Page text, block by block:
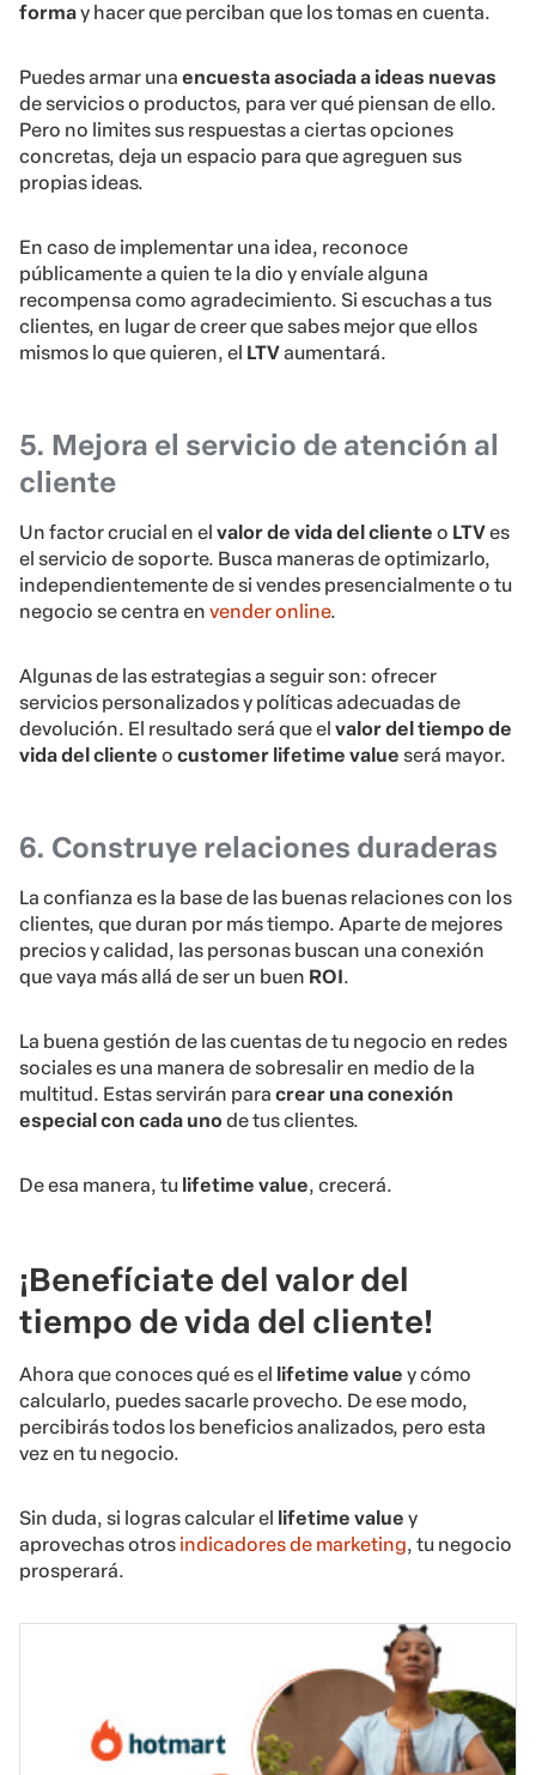
formay hacer que perciban que los tomas en cuenta.
Puedes armar una encuesta asociada a ideas nuevas
de servicios o productos, para ver qué piensan de ello.
Pero no limites sus respuestas a ciertas opciones
concretas, deja un espacio para que agreguen sus
propias ideas.
En caso de implementar una idea, reconoce
públicamente a quien te la dio y envíale alguna
recompensa como agradecimiento. Si escuchas a tus
clientes, en lugar de creer que sabes mejor que ellos
mismos lo que quieren, el LTVaumentará.
5. Mejora el servicio de atención al
cliente
Un factor crucial en el valor de vida del cliente o LTVes
el servicio de soporte. Busca maneras de optimizarlo,
independientemente de si vendes presencialmente o tu
negocio se centra en vender online.
Algunas de las estrategias a seguir son: ofrecer
servicios personalizados y políticas adecuadas de
devolución. El resultado será que el valor del tiempo de
vida del cliente o customer lifetime value será mayor.
6. Construye relaciones duraderas
La confianza es la base de las buenas relaciones con los
clientes, que duran por más tiempo. Aparte de mejores
precios y calidad, las personas buscan una conexión
que vaya más allá de ser un buen ROI.
La buena gestión de las cuentas de tu negocio en redes
sociales es una manera de sobresalir en medio de la
multitud. Estas servirán para crear una conexión
especial con cada uno de tus clientes.
De esa manera, tu lifetime value, crecerá.
¡Benefíciate del valor del
tiempo de vida del cliente!
Ahora que conoces qué es el lifetime value y cómo
calcularlo, puedes sacarle provecho. De ese modo,
percibirás todos los beneficios analizados, pero esta
vez en tu negocio.
Sin duda, si logras calcular el lifetime value y
aprovechas otros indicadores de marketing, tu negocio
prosperará.